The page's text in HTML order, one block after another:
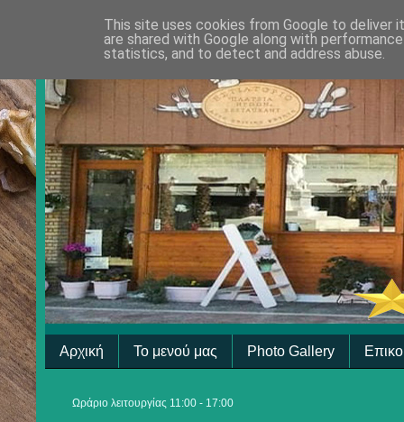
Αρχική Το μενού μας Photo Gallery
Ωράριο λειτουργίας 11:00 - 17:00
This site uses cookies from Google to deliver
are shared with Google along with
statistics, and to detect and address abuse.